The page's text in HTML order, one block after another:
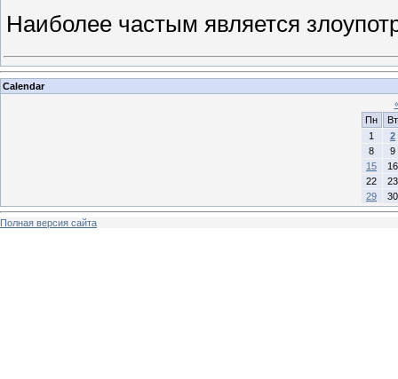
Наиболее частым является
Calendar
Пн
Вт
1
2
8
9
15
16
22
23
29
30
Полная версия сайта